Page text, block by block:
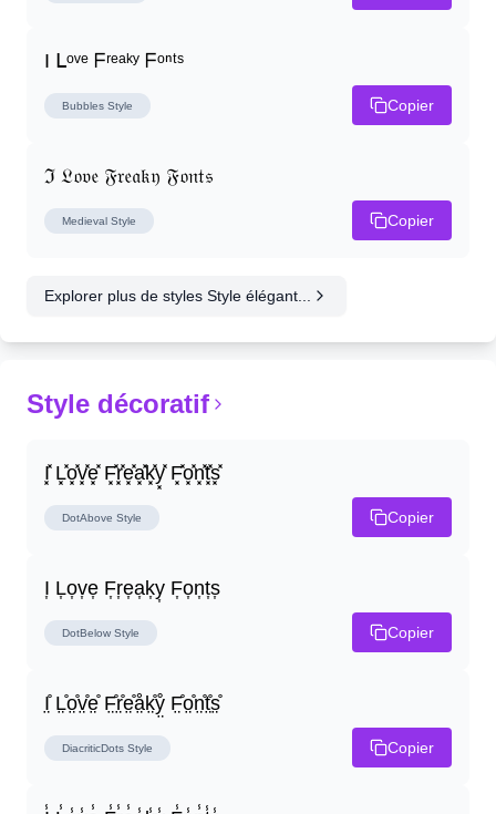
I ᒪᵒᵛᵉ ᖴʳᵉᵃᵏʸ ᖴᵒⁿᵗˢ
Bubbles Style Copier
ℑ 𝔏𝔬𝔳𝔢 𝔉𝔯𝔢𝔞𝔨𝔶 𝔉𝔬𝔫𝔱𝔰
Medieval Style Copier
Explorer plus de styles Style élégant...
Style décoratif
I͓̽ L͓̽o͓̽v͓̽e͓̽ F͓̽r͓̽e͓̽a͓̽k͓̽y͓̽ F͓̽o͓̽n͓̽t͓̽s͓̽
DotAbove Style Copier
I͎ L͎o͎v͎e͎ F͎r͎e͎a͎k͎y͎ F͎o͎n͎t͎s͎
DotBelow Style Copier
I̤̊ L̤̊o̤̊v̤̊e̤̊ F̤̊r̤̊e̤̊å̤k̤̊ẙ̤ F̤̊o̤̊n̤̊t̤̊s̤̊
DiacriticDots Style Copier